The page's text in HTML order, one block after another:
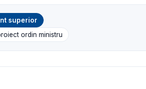
superior
ordin ministru